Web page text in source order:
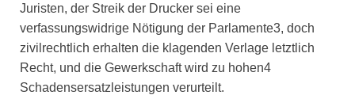
Juristen, der Streik der Drucker sei eine
verfassungswidrige Nötigung der Parlamente3, doch
zivilrechtlich erhalten die klagenden Verlage letztlich
Recht, und die Gewerkschaft wird zu hohen4
Schadensersatzleistungen verurteilt.